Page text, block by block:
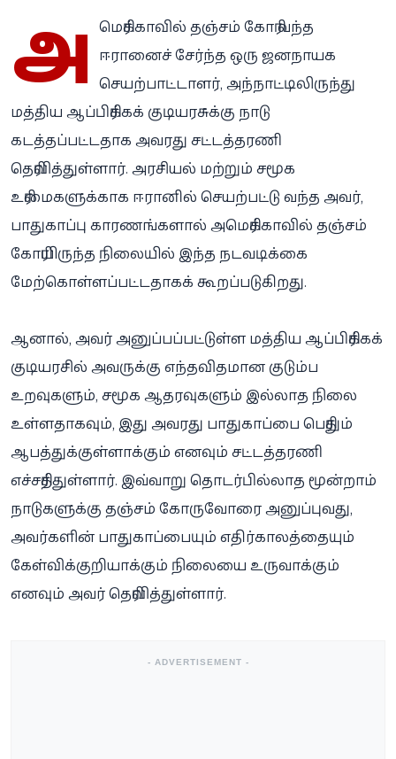
அ மெரிக்காவில் தஞ்சம் கோரி வந்த
ஈரானைச் சேர்ந்த ஒரு ஜனநாயக
செயற்பாட்டாளர், அந்நாட்டிலிருந்து
மத்திய ஆப்பிரிக்கக் குடியரசுக்கு நாடு
கடத்தப்பட்டதாக அவரது சட்டத்தரணி
தெரிவித்துள்ளார். அரசியல் மற்றும் சமூக
உரிமைகளுக்காக ஈரானில் செயற்பட்டு வந்த அவர்,
பாதுகாப்பு காரணங்களால் அமெரிக்காவில் தஞ்சம்
கோரியிருந்த நிலையில் இந்த நடவடிக்கை
மேற்கொள்ளப்பட்டதாகக் கூறப்படுகிறது.
ஆனால், அவர் அனுப்பப்பட்டுள்ள மத்திய ஆப்பிரிக்கக்
குடியரசில் அவருக்கு எந்தவிதமான குடும்ப
உறவுகளும், சமூக ஆதரவுகளும் இல்லாத நிலை
உள்ளதாகவும், இது அவரது பாதுகாப்பை பெரிதும்
ஆபத்துக்குள்ளாக்கும் எனவும் சட்டத்தரணி
எச்சரித்துள்ளார். இவ்வாறு தொடர்பில்லாத மூன்றாம்
நாடுகளுக்கு தஞ்சம் கோருவோரை அனுப்புவது,
அவர்களின் பாதுகாப்பையும் எதிர்காலத்தையும்
கேள்விக்குறியாக்கும் நிலையை உருவாக்கும்
எனவும் அவர் தெரிவித்துள்ளார்.
- ADVERTISEMENT -